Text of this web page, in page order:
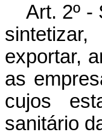
Art. 2º -
exportar,
as
cujos
sanitário